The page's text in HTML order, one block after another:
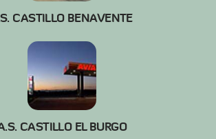
CASTILLO BENAVENTE
CASTILLO EL BURGO